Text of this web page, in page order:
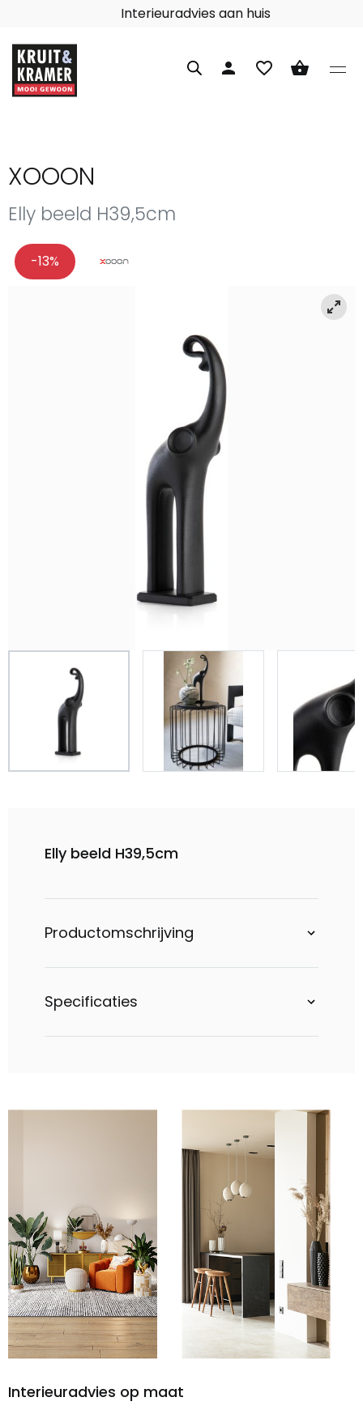
Interieuradvies aan huis
person favorite_border shopping_basket
XOOON
Elly beeld H39,5cm
-13%
Elly beeld H39,5cm
Productomschrijving
Specificaties
Interieuradvies op maat